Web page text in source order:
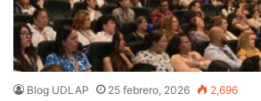
Blog UDLAP 25 febrero, 2026 2,696